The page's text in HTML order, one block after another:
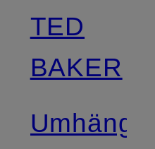
TED
BAKER